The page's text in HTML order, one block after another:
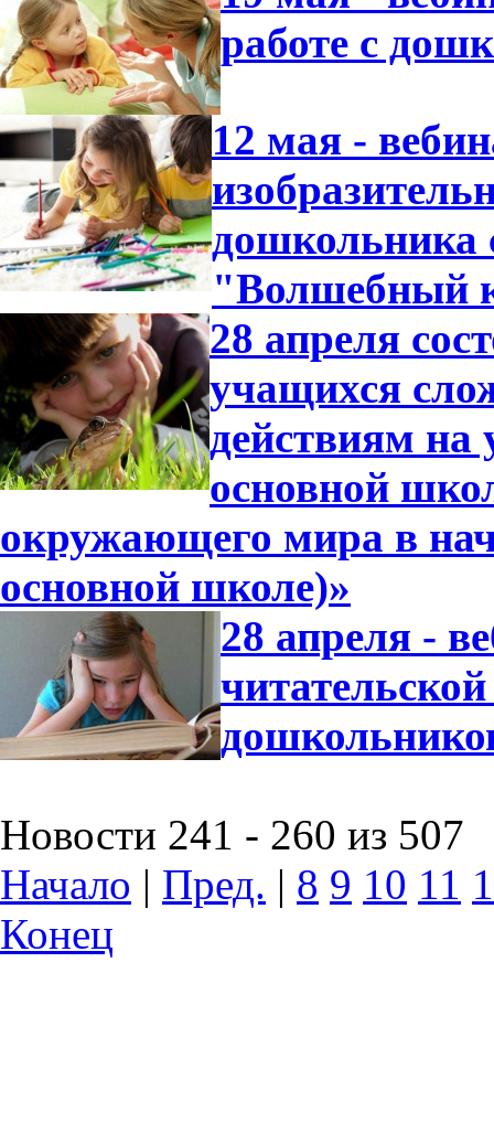
работе с
12 мая -
дошкольника
"Волшебный
28 апреля
учащихся
действиям на
основной
окружающего мира в
основной школе)»
28 апреля -
Новости 241 - 260 из 507
Начало | Пред. | 8 9 10 11
Конец